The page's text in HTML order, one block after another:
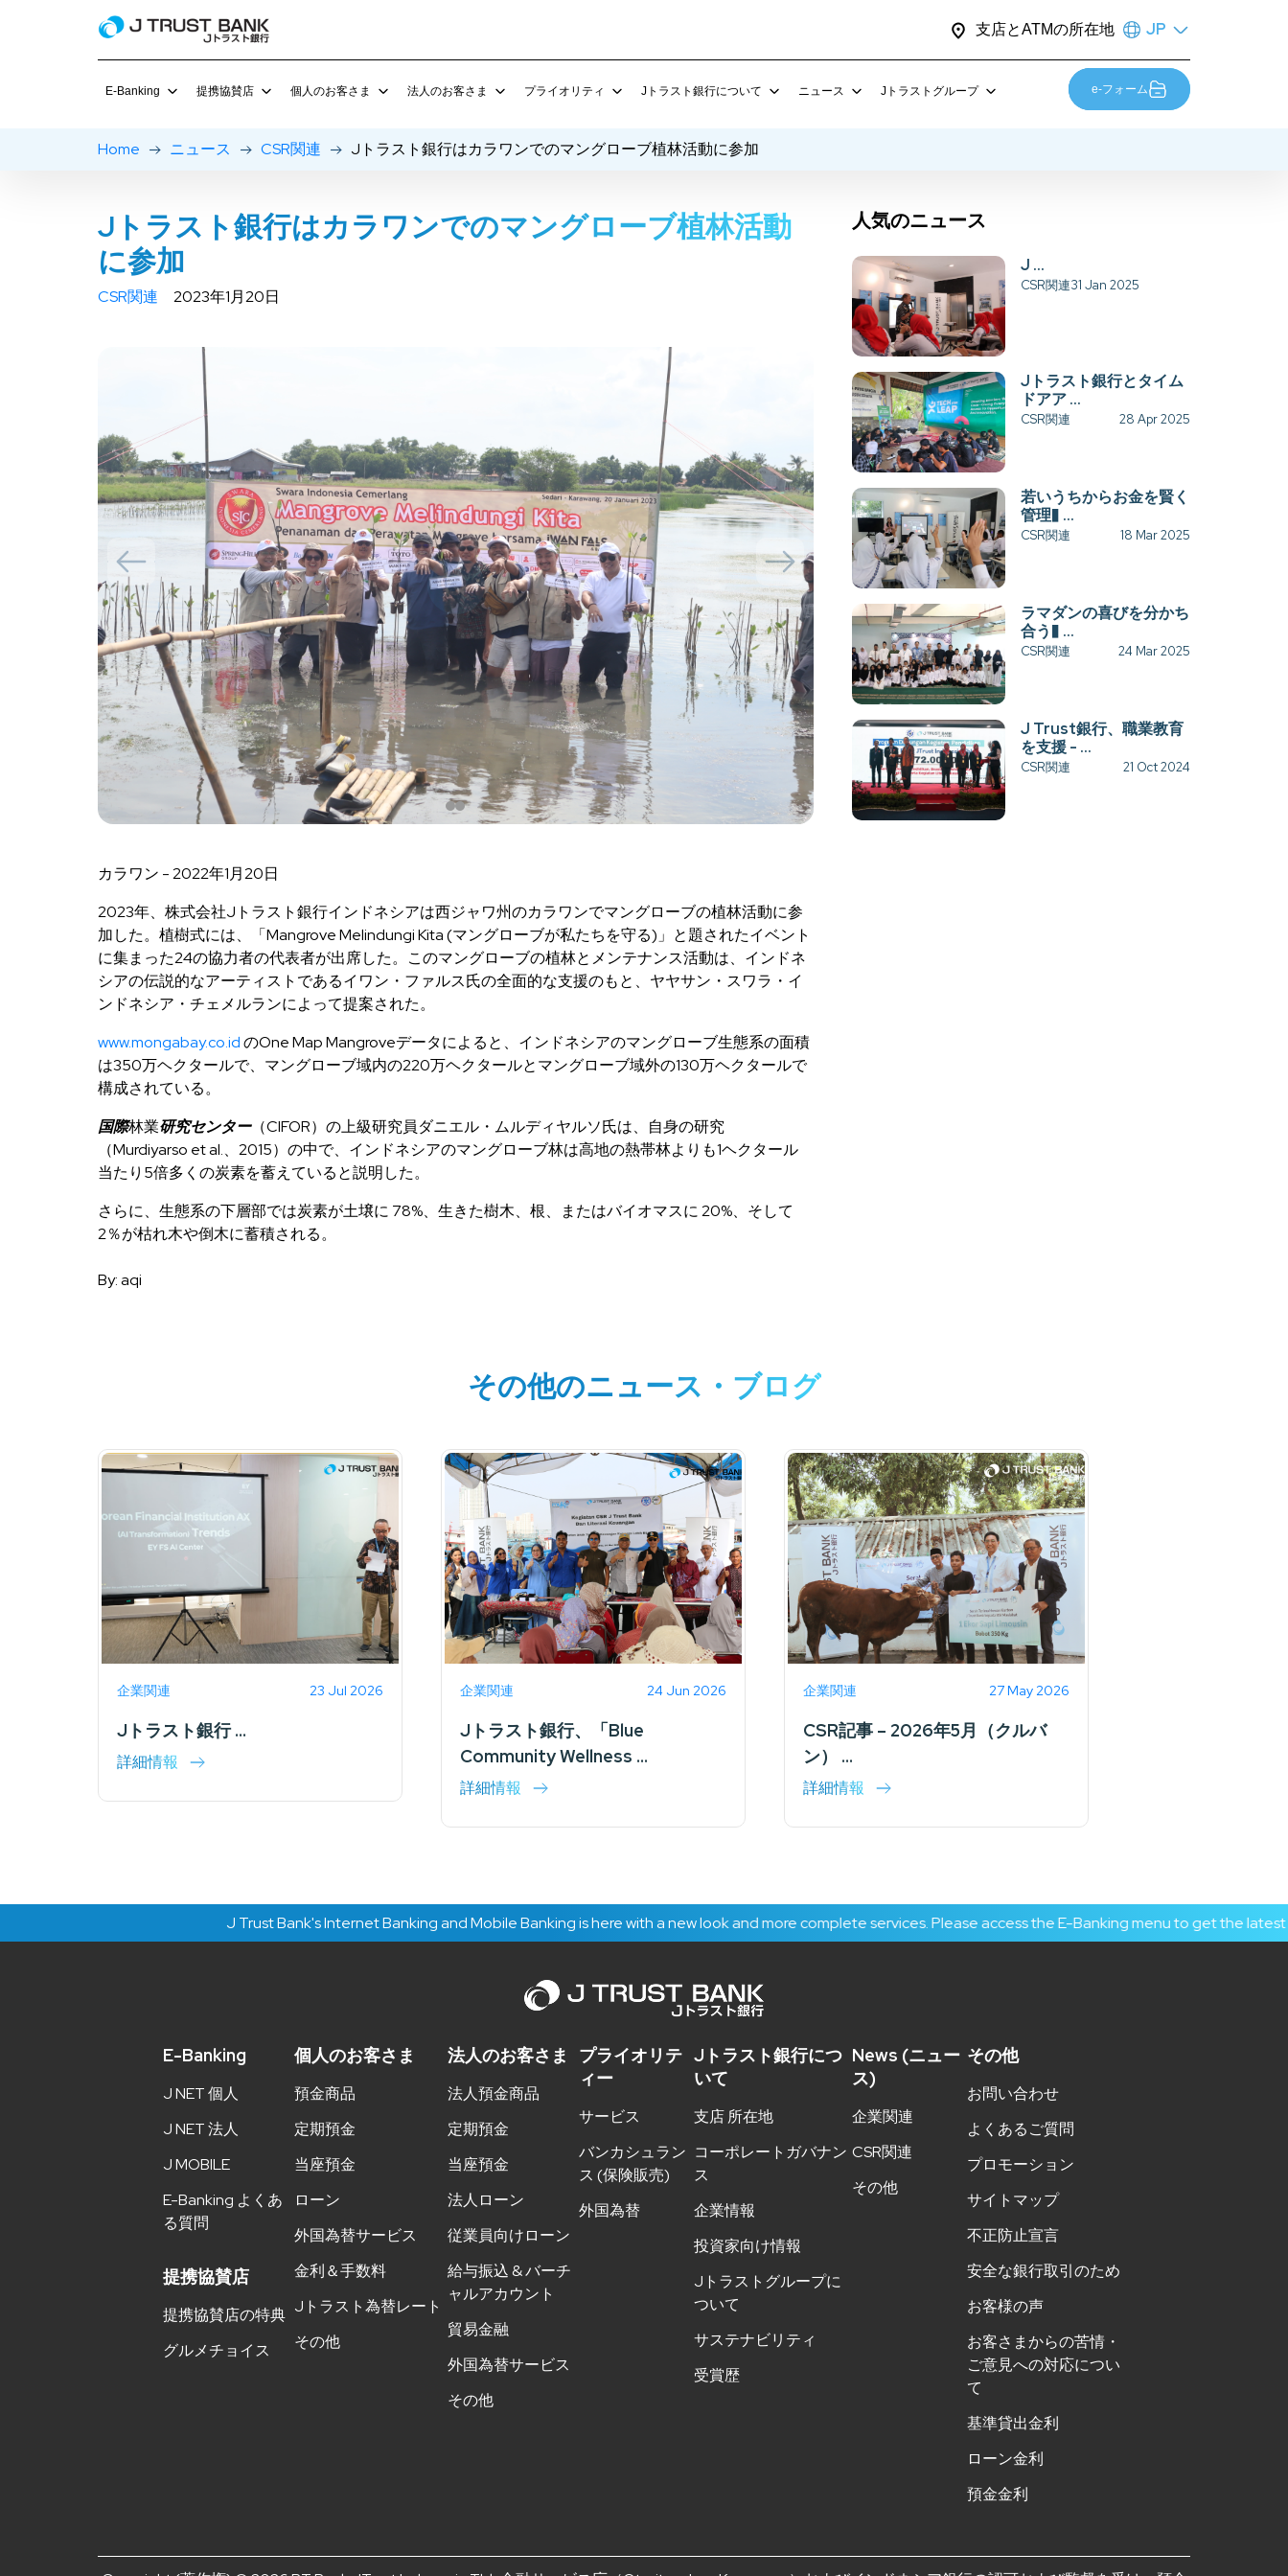
支店とATMの所在地 JP
E-Banking
J NET 個人 J MOBILE
提携協賛店
提携協賛店の特典
個人のお客さま
預金商品
当座預金
その他
法人のお客さま
法人預金商品
当座預金
外国為替サービス
プライオリティ
サービス
外国為替
Jトラスト銀行について
支店 所在地
企業情報 マスコット紹介はこちら！
お問い合わせ
Career
ニュース
企業関連
その他
Jトラストグループ
J Trust Investments Indonesia
e-フォーム
Home ニュース CSR関連 Jトラスト銀行はカラワンでのマングローブ植林活動に参加
Jトラスト銀行はカラワンでのマングローブ植林活動
に参加
CSR関連 2023年1月20日
カラワン - 2022年1月20日
2023年、株式会社Jトラスト銀行インドネシアは西ジャワ州のカラワンでマングローブの植林活動に参
加した。植樹式には、「Mangrove Melindungi Kita (マングローブが私たちを守る)」と題されたイベント
に集まった24の協力者の代表者が出席した。このマングローブの植林とメンテナンス活動は、インドネ
シアの伝説的なアーティストであるイワン・ファルス氏の全面的な支援のもと、ヤヤサン・スワラ・イ
ンドネシア・チェメルランによって提案された。
www.mongabay.co.idのOne Map Mangroveデータによると、インドネシアのマングローブ生態系の面積
は350万ヘクタールで、マングローブ域内の220万ヘクタールとマングローブ域外の130万ヘクタールで
構成されている。
国際林業研究センター（CIFOR）の上級研究員ダニエル・ムルディヤルソ氏は、自身の研究
（Murdiyarso et al.、2015）の中で、インドネシアのマングローブ林は高地の熱帯林よりも1ヘクタール
当たり5倍多くの炭素を蓄えていると説明した。
さらに、生態系の下層部では炭素が土壌に 78%、生きた樹木、根、またはバイオマスに 20%、そして
2％が枯れ木や倒木に蓄積される。
By: aqi
人気のニュース
J ...
CSR関連31 Jan 2025
Jトラスト銀行とタイム
ドアア ...
CSR関連 28 Apr 2025
若いうちからお金を賢く
管理� ...
CSR関連 18 Mar 2025
ラマダンの喜びを分かち
合う� ...
CSR関連 24 Mar 2025
J Trust銀行、職業教育
を支援 - ...
CSR関連 21 Oct 2024
その他のニュース・ブログ
企業関連 23 Jul 2026
Jトラスト銀行 ...
詳細情報
企業関連 24 Jun 2026
Jトラスト銀行、「Blue
Community Wellness ...
詳細情報
企業関連 27 May 2026
CSR記事 – 2026年5月（クルバ
ン） ...
詳細情報
J Trust Bank's Internet Banking and Mobile Banking is here with a new look and more complete services. Please access the E-Banking menu to get the latest J
E-Banking
J NET 個人
J NET 法人
J MOBILE
E-Banking よくあ
る質問
提携協賛店
提携協賛店の特典
グルメチョイス
個人のお客さま
預金商品
定期預金
当座預金
ローン
外国為替サービス
金利＆手数料
Jトラスト為替レート
その他
法人のお客さま
法人預金商品
定期預金
当座預金
法人ローン
従業員向けローン
給与振込 & バーチ
ャルアカウント
貿易金融
外国為替サービス
その他
プライオリテ
ィー
サービス
バンカシュラン
ス (保険販売)
外国為替
Jトラスト銀行につ
いて
支店 所在地
コーポレートガバナン
ス
企業情報
投資家向け情報
Jトラストグループに
ついて
サステナビリティ
受賞歴
News (ニュー
ス)
企業関連
CSR関連
その他
その他
お問い合わせ
よくあるご質問
プロモーション
サイトマップ
不正防止宣言
安全な銀行取引のため
お客様の声
お客さまからの苦情・
ご意見への対応につい
て
基準貸出金利
ローン金利
預金金利